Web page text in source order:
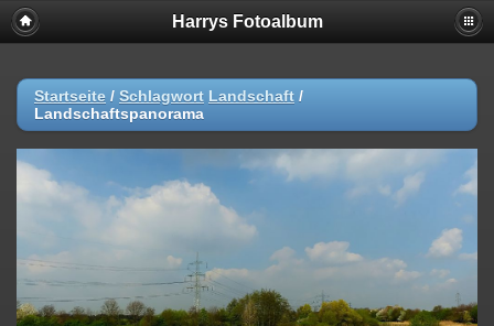
Harrys Fotoalbum
Startseite / Schlagwort Landschaft /
Landschaftspanorama